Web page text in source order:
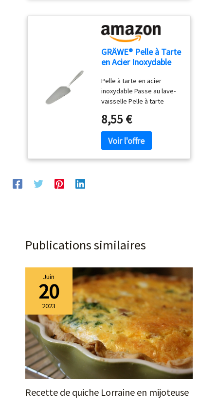
GRÄWE® Pelle à Tarte
en Acier Inoxydable
Pelle à tarte en acier
inoxydable Passe au lave-
vaisselle Pelle à tarte
la main Matériau : acier
inoxydable chromé 18 %
8,55 €
Publications similaires
Juin
20
2023
Recette de quiche Lorraine en mijoteuse